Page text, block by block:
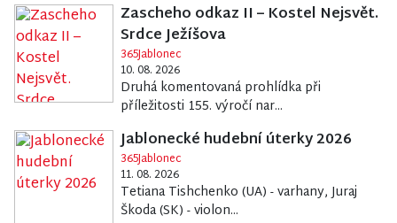
Zascheho odkaz II – Kostel Nejsvět.
Srdce Ježíšova
365Jablonec
10. 08. 2026
Druhá komentovaná prohlídka při
příležitosti 155. výročí nar...
Jablonecké hudební úterky 2026
365Jablonec
11. 08. 2026
Tetiana Tishchenko (UA) - varhany, Juraj
Škoda (SK) - violon...